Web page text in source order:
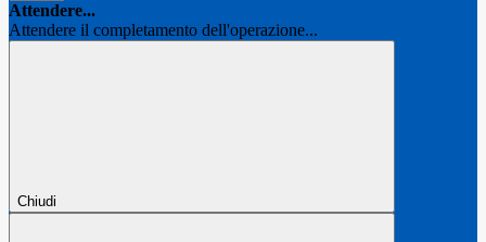
Attendere...
Attendere il completamento dell'operazione...
Chiudi